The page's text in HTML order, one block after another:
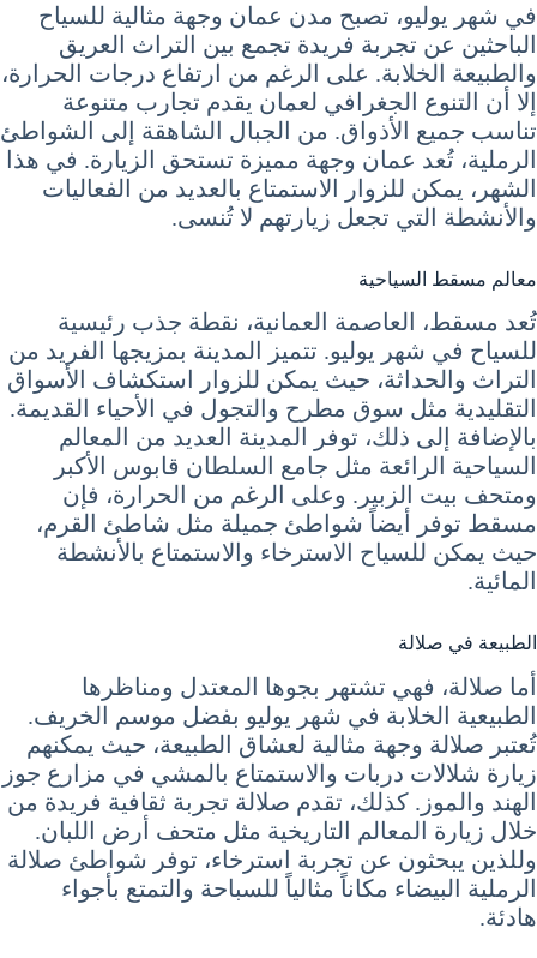
في شهر يوليو، تصبح مدن عمان وجهة مثالية للسياح
الباحثين عن تجربة فريدة تجمع بين التراث العريق
والطبيعة الخلابة. على الرغم من ارتفاع درجات الحرارة،
إلا أن التنوع الجغرافي لعمان يقدم تجارب متنوعة
تناسب جميع الأذواق. من الجبال الشاهقة إلى الشواطئ
الرملية، تُعد عمان وجهة مميزة تستحق الزيارة. في هذا
الشهر، يمكن للزوار الاستمتاع بالعديد من الفعاليات
والأنشطة التي تجعل زيارتهم لا تُنسى.
معالم مسقط السياحية
تُعد مسقط، العاصمة العمانية، نقطة جذب رئيسية
للسياح في شهر يوليو. تتميز المدينة بمزيجها الفريد من
التراث والحداثة، حيث يمكن للزوار استكشاف الأسواق
التقليدية مثل سوق مطرح والتجول في الأحياء القديمة.
بالإضافة إلى ذلك، توفر المدينة العديد من المعالم
السياحية الرائعة مثل جامع السلطان قابوس الأكبر
ومتحف بيت الزبير. وعلى الرغم من الحرارة، فإن
مسقط توفر أيضاً شواطئ جميلة مثل شاطئ القرم،
حيث يمكن للسياح الاسترخاء والاستمتاع بالأنشطة
المائية.
الطبيعة في صلالة
أما صلالة، فهي تشتهر بجوها المعتدل ومناظرها
الطبيعية الخلابة في شهر يوليو بفضل موسم الخريف.
تُعتبر صلالة وجهة مثالية لعشاق الطبيعة، حيث يمكنهم
زيارة شلالات دربات والاستمتاع بالمشي في مزارع جوز
الهند والموز. كذلك، تقدم صلالة تجربة ثقافية فريدة من
خلال زيارة المعالم التاريخية مثل متحف أرض اللبان.
وللذين يبحثون عن تجربة استرخاء، توفر شواطئ صلالة
الرملية البيضاء مكاناً مثالياً للسباحة والتمتع بأجواء
هادئة.